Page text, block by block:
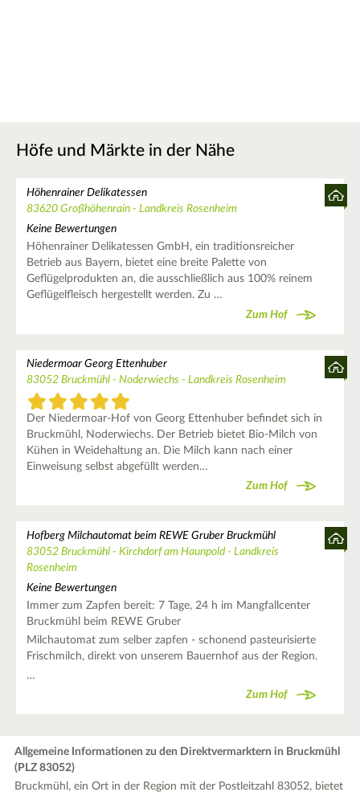
Höfe und Märkte in der Nähe
Höhenrainer Delikatessen
83620 Großhöhenrain - Landkreis Rosenheim
Keine Bewertungen
Höhenrainer Delikatessen GmbH, ein traditionsreicher
Betrieb aus Bayern, bietet eine breite Palette von
Geflügelprodukten an, die ausschließlich aus 100% reinem
Geflügelfleisch hergestellt werden. Zu …
Zum Hof
Niedermoar Georg Ettenhuber
83052 Bruckmühl - Noderwiechs - Landkreis Rosenheim
Der Niedermoar-Hof von Georg Ettenhuber befindet sich in
Bruckmühl, Noderwiechs. Der Betrieb bietet Bio-Milch von
Kühen in Weidehaltung an. Die Milch kann nach einer
Einweisung selbst abgefüllt werden…
Zum Hof
Hofberg Milchautomat beim REWE Gruber Bruckmühl
83052 Bruckmühl - Kirchdorf am Haunpold - Landkreis
Rosenheim
Keine Bewertungen
Immer zum Zapfen bereit: 7 Tage, 24 h im Mangfallcenter
Bruckmühl beim REWE Gruber
Milchautomat zum selber zapfen - schonend pasteurisierte
Frischmilch, direkt von unserem Bauernhof aus der Region.
…
Zum Hof
Allgemeine Informationen zu den Direktvermarktern in Bruckmühl
(PLZ 83052)
Bruckmühl, ein Ort in der Region mit der Postleitzahl 83052, bietet